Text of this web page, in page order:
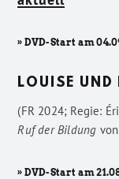
» DVD-Start am
LOUISE UND
(FR 2024; Regie:
Ruf der Bildung
» DVD-Start am